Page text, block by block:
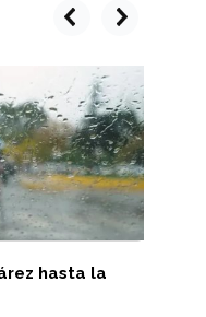
hasta la
prev next